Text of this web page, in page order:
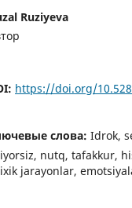
Ruziyeva
https://doi.org/
слова: Idrok,
nutq, tafakkur,
jarayonlar,